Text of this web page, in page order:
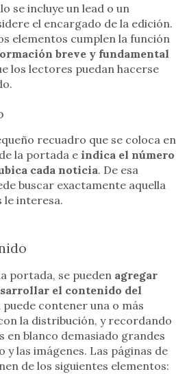
se incluye un lead o un
el encargado de la edición.
elementos cumplen la función
breve y fundamental
los lectores puedan hacerse
recuadro que se coloca en
la portada e indica el número
cada noticia. De esa
buscar exactamente aquella
le interesa.
portada, se pueden agregar
el contenido del
puede contener una o más
la distribución, y recordando
en blanco demasiado grandes
las imágenes. Las páginas de
de los siguientes elementos: